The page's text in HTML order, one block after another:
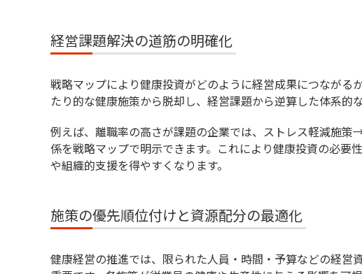
経営課題解決の道筋の明確化
戦略マップにより健康投資がどのように経営成果につながる
たり的な健康施策から脱却し、経営課題から逆算した体系的
例えば、離職率の高さが課題の企業では、ストレス軽減施
係を戦略マップで明示できます。これにより健康投資の必要
や組織的支援を得やすくなります。
施策の優先順位付けと資源配分の最適化
健康経営の推進では、限られた人員・時間・予算などの経営